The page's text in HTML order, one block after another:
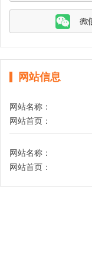
网站信息
网站名称：
网站首页：
网站名称：
网站首页：